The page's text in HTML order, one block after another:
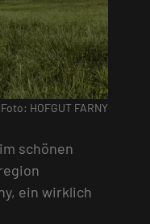
Foto: HOFGUT FARNY
schönen
ein wirklich